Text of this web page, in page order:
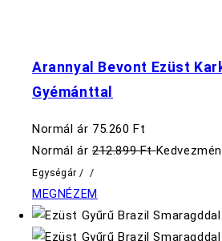
Arannyal Bevont Ezüst
Gyémánttal
Normál ár 75.260 Ft
Normál ár 212.899 Ft
Egységár / /
MEGNÉZEM